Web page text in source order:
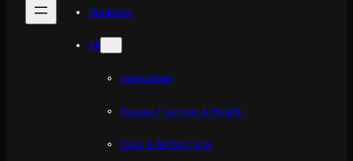
Business
All
Innovation
Beauty Fashion & Health
Cars & Motorcycle